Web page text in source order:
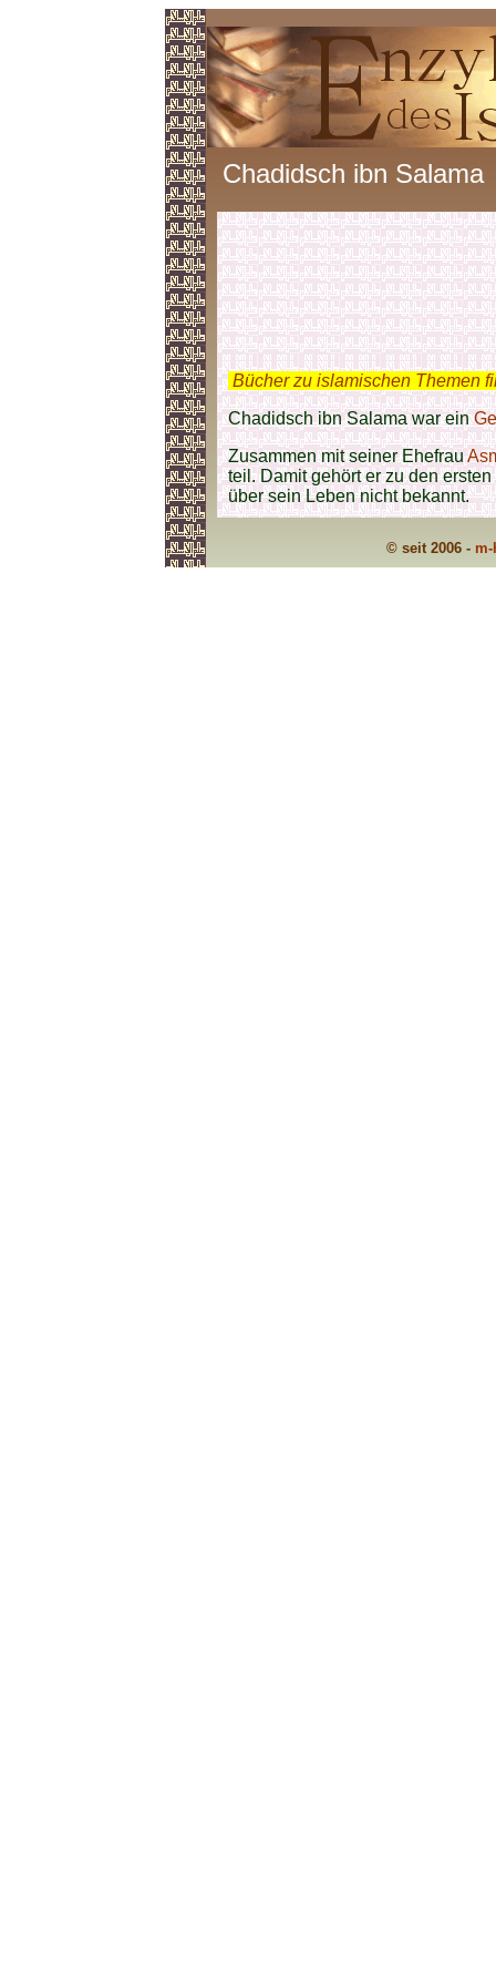
Chadidsch ibn Salama
Bücher zu islamischen Themen
Chadidsch ibn Salama war ein
Zusammen mit seiner Ehefrau
teil. Damit gehört er zu den ersten
über sein Leben nicht bekannt.
© seit 2006 -